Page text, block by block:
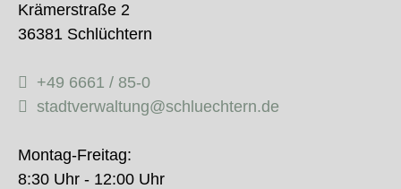
Krämerstraße 2
36381 Schlüchtern
+49 6661 / 85-0
stadtverwaltung@schluechtern.de
Montag-Freitag:
8:30 Uhr - 12:00 Uhr